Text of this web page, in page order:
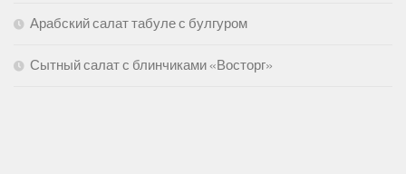
Арабский салат табуле с булгуром
Сытный салат с блинчиками «Восторг»